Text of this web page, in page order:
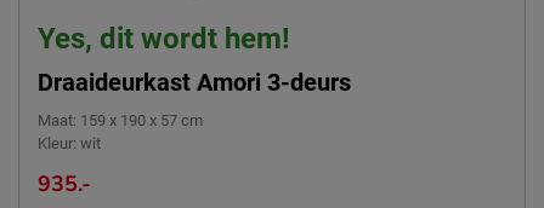
Yes, dit wordt hem!
Draaideurkast Amori 3-deurs
Maat: 159 x 190 x 57 cm
Kleur: wit
935.-